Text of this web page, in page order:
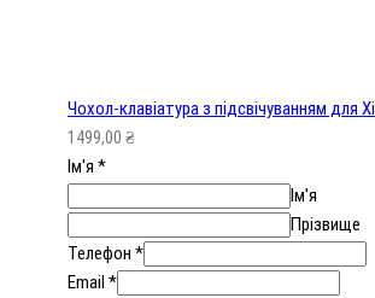
Чохол-клавіатура з підсвічуванням для
1499,00 ₴
Ім'я *
Ім'я
Прізвище
Телефон *
Email *